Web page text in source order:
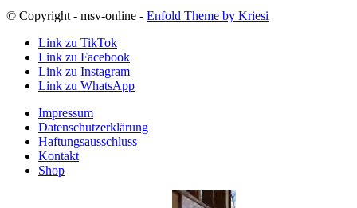
© Copyright - msv-online - Enfold Theme by Kriesi
Link zu TikTok
Link zu Facebook
Link zu Instagram
Link zu WhatsApp
Impressum
Datenschutzerklärung
Haftungsausschluss
Kontakt
Shop